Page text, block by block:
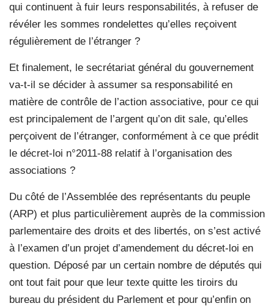
qui continuent à fuir leurs responsabilités, à refuser de
révéler les sommes rondelettes qu’elles reçoivent
régulièrement de l’étranger ?
Et finalement, le secrétariat général du gouvernement
va-t-il se décider à assumer sa responsabilité en
matière de contrôle de l’action associative, pour ce qui
est principalement de l’argent qu’on dit sale, qu’elles
perçoivent de l’étranger, conformément à ce que prédit
le décret-loi n°2011-88 relatif à l’organisation des
associations ?
Du côté de l’Assemblée des représentants du peuple
(ARP) et plus particulièrement auprès de la commission
parlementaire des droits et des libertés, on s’est activé
à l’examen d’un projet d’amendement du décret-loi en
question. Déposé par un certain nombre de députés qui
ont tout fait pour que leur texte quitte les tiroirs du
bureau du président du Parlement et pour qu’enfin on